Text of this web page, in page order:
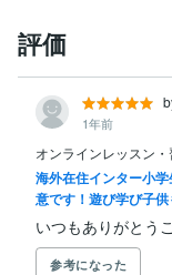
評価
1年前
オンラインレッスン
海外在住インター小
意です！遊び学び子供
いつもありがとう
参考になった